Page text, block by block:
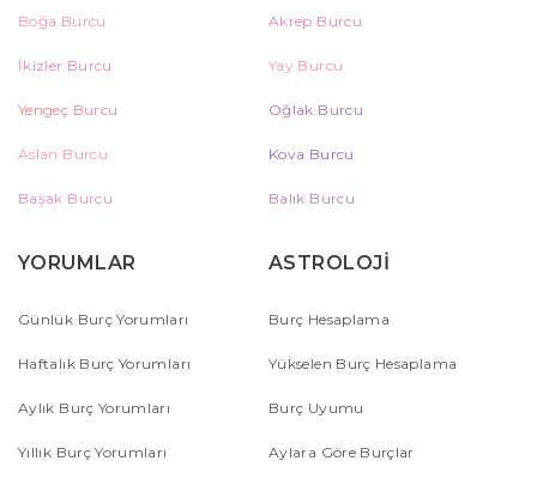
Boğa Burcu Akrep Burcu
İkizler Burcu Yay Burcu
Yengeç Burcu Oğlak Burcu
Aslan Burcu Kova Burcu
Başak Burcu Balık Burcu
YORUMLAR
Günlük Burç Yorumları
Haftalık Burç Yorumları
Aylık Burç Yorumları
Yıllık Burç Yorumları
ASTROLOJİ
Burç Hesaplama
Yükselen Burç Hesaplama
Burç Uyumu
Aylara Göre Burçlar